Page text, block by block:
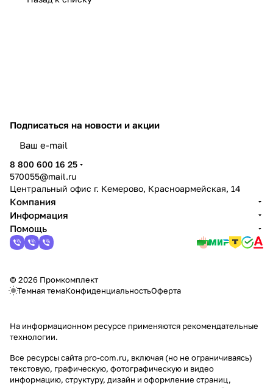
Подписаться на новости и акции
8 800 600 16 25
570055@mail.ru
Центральный офис г. Кемерово, Красноармейская, 14
Компания
Информация
Помощь
© 2026 Промкомплект
Темная темаКонфиденциальностьОферта
На информационном ресурсе применяются рекомендательные
технологии.
Все ресурсы сайта pro-com.ru, включая (но не ограничиваясь)
текстовую, графическую, фотографическую и видео
информацию, структуру, дизайн и оформление страниц,